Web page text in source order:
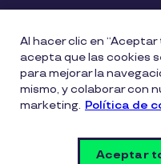
Política de Cookies
Al hacer clic en
acepta que las cookies
para mejorar la
mismo, y colaborar con
marketing. Política de
Aceptar